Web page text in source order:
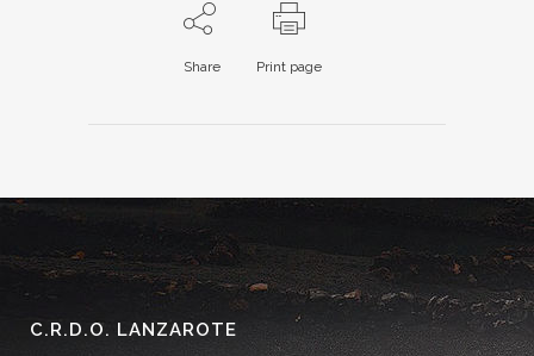
Share Print page
C.R.D.O. LANZAROTE